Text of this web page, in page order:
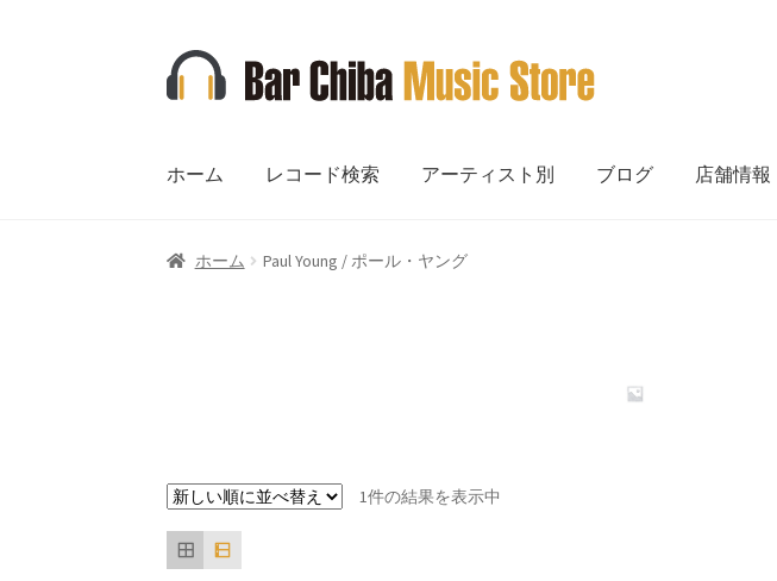
ナ
ビ
シ
へ
コ
ン
ツ
キ
ホーム レコード検索 アーティスト別 ブログ 店舗情報
ホーム Paul Young / ポール・ヤング
1件の結果を表示中